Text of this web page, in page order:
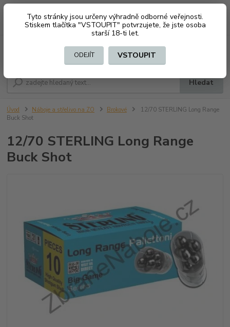
Tyto stránky jsou určeny výhradně odborné veřejnosti.
Stiskem tlačítka "VSTOUPIT" potvrzujete, že jste osoba
starší 18-ti let.
ODEJÍT VSTOUPIT
CZK
Hledat
+420 603794370 za0 Kč
Úvod Náboje a střelivo na ZO Brokové
12/70 STERLING Long Range
Buck Shot
12/70 STERLING Long Range
Buck Shot